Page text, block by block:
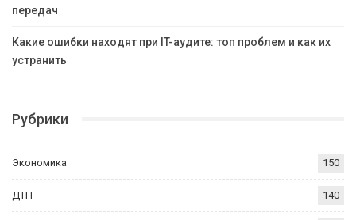
передач
Какие ошибки находят при IT-аудите: топ проблем и как их
устранить
Рубрики
Экономика 150
ДТП 140